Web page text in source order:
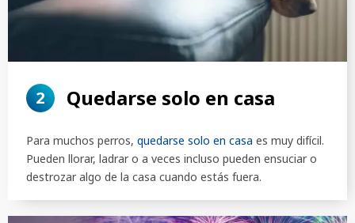
2 Quedarse solo en casa
Para muchos perros, quedarse solo en casa es muy difícil.
Pueden llorar, ladrar o a veces incluso pueden ensuciar o
destrozar algo de la casa cuando estás fuera.